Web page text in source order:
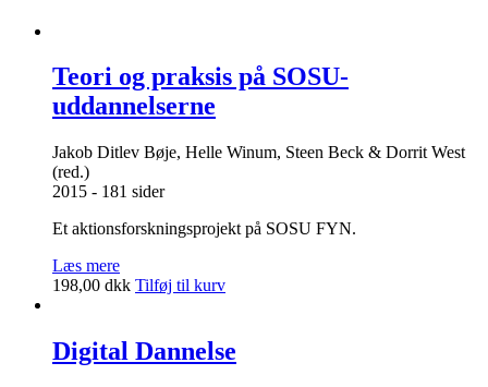
Teori og praksis på SOSU-
uddannelserne
Jakob Ditlev Bøje, Helle Winum, Steen Beck & Dorrit West
(red.)
2015 - 181 sider
Et aktionsforskningsprojekt på SOSU FYN.
Læs mere
198,00 dkk Tilføj til kurv
Digital Dannelse